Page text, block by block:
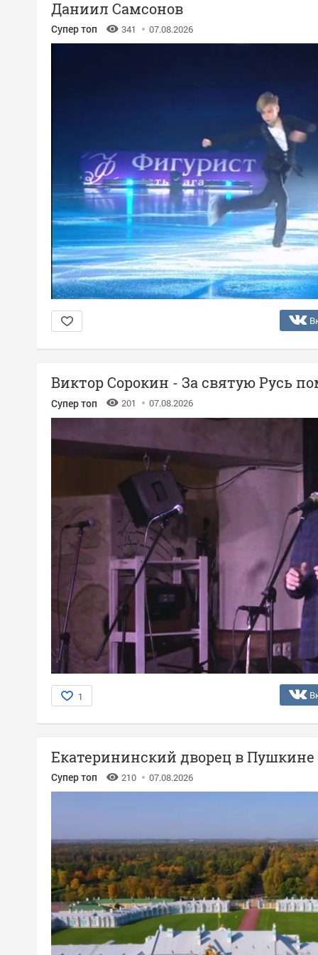
Даниил Самсонов
Супер топ 341 07.08.2026
Виктор Сорокин - За святую Русь
Супер топ 201 07.08.2026
1
Екатерининский дворец в Пушкине
Супер топ 210 07.08.2026